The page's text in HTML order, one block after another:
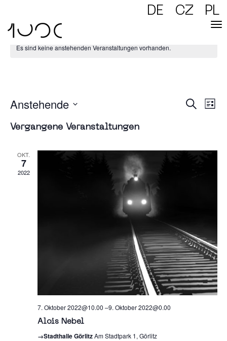
DE CZ PL
Es sind keine anstehenden Veranstaltungen vorhanden.
und
Suche
Liste
Anstehende
wählen.
Vergangene Veranstaltungen
OKT.
7
2022
7. Oktober 2022@10.00 –9. Oktober 2022@0.00
Alois Nebel
→Stadthalle GörlitzAm Stadtpark 1, Görlitz